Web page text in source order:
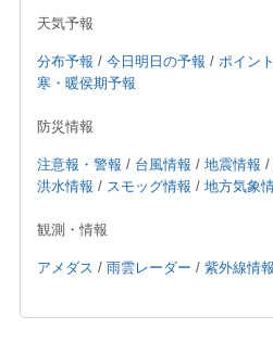
天気予報
分布予報 / 今日明日の予報 / ポイン
寒・暖侯期予報
防災情報
注意報・警報 / 台風情報 / 地震情報 /
洪水情報 / スモッグ情報 / 地方気象
観測・情報
アメダス / 雨雲レーダー / 紫外線情報